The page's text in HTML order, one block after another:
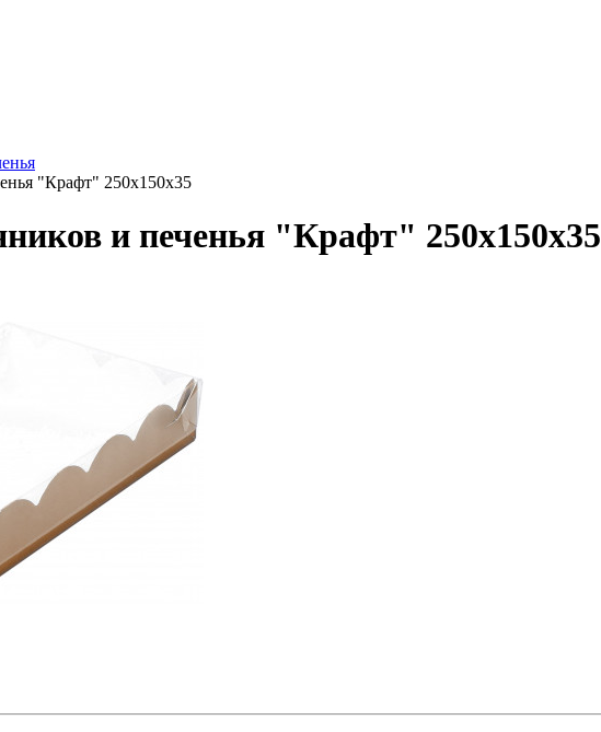
"Крафт" 250х150х35
и печенья "Крафт" 250х150х35